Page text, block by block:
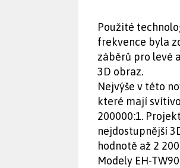
Použité
frekvence byla
záběrů pro levé
3D obraz.
Nejvýše v této
které mají
200000:1.
nejdostupnější
hodnotě až 2
Modely EH-